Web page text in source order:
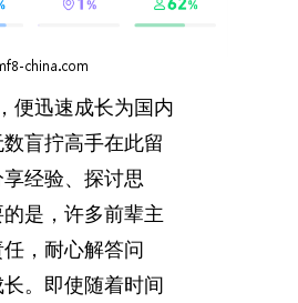
便迅速成长为国内
盲拧高手在此留
经验、探讨思
是，许多前辈主
，耐心解答问
。即使随着时间